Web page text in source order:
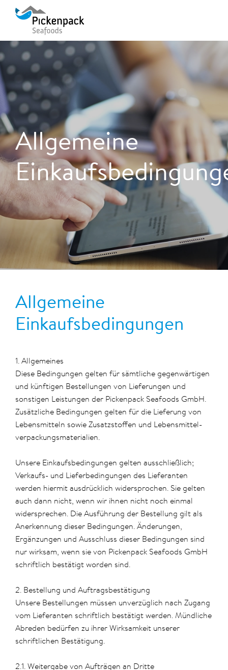
Allgemeine
Allgemeine
Einkaufsbedingungen
1. Allgemeines
Diese Bedingungen gelten für sämtliche gegenwärtigen
und künftigen Bestellungen von Lieferungen und
sonstigen Leistungen der Pickenpack Seafoods GmbH.
Zusätzliche Bedingungen gelten für die Lieferung von
Lebensmitteln sowie Zusatzstoffen und Lebensmittel-
verpackungsmaterialien.
Unsere Einkaufsbedingungen gelten ausschließlich;
Verkaufs- und Lieferbedingungen des Lieferanten
werden hiermit ausdrücklich widersprochen. Sie gelten
auch dann nicht, wenn wir ihnen nicht noch einmal
widersprechen. Die Ausführung der Bestellung gilt als
Anerkennung dieser Bedingungen. Änderungen,
Ergänzungen und Ausschluss dieser Bedingungen sind
nur wirksam, wenn sie von Pickenpack Seafoods GmbH
schriftlich bestätigt worden sind.
2. Bestellung und Auftragsbestätigung
Unsere Bestellungen müssen unverzüglich nach Zugang
vom Lieferanten schriftlich bestätigt werden. Mündliche
Abreden bedürfen zu ihrer Wirksamkeit unserer
schriftlichen Bestätigung.
2.1. Weitergabe von Aufträgen an Dritte